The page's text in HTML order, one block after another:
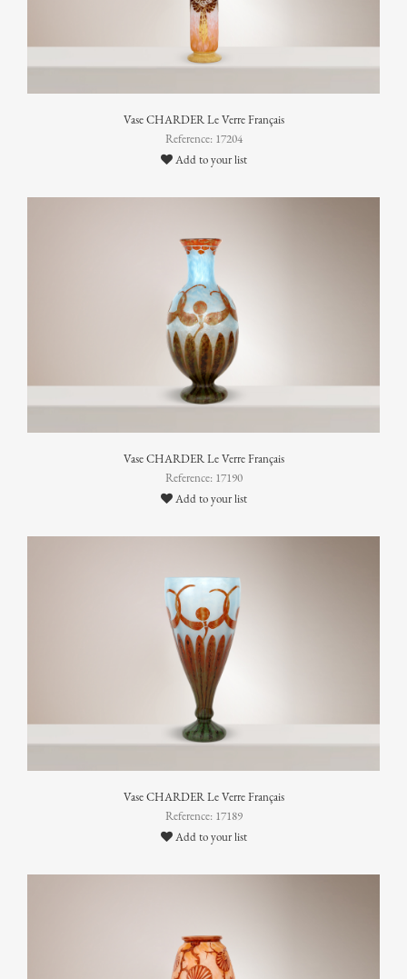
Vase CHARDER Le Verre Français
Reference: 17204
Add to your list
Vase CHARDER Le Verre Français
Reference: 17190
Add to your list
Vase CHARDER Le Verre Français
Reference: 17189
Add to your list